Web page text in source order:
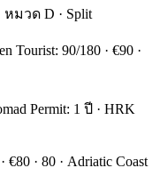
มวด D · Split
Tourist: 90/180 · €90 ·
Permit: 1 ปี · HRK
· 80 · Adriatic Coast